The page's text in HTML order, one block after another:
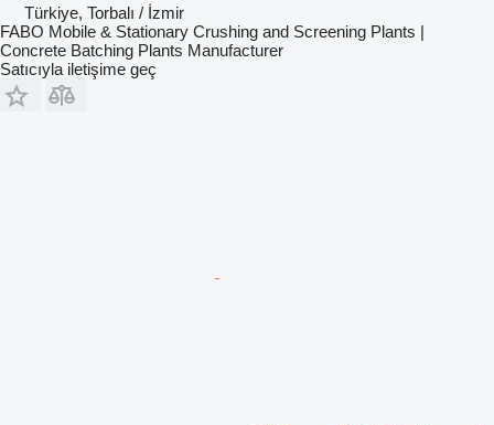
Türkiye, Torbalı / İzmir
FABO Mobile & Stationary Crushing and Screening Plants |
Concrete Batching Plants Manufacturer
Satıcıyla iletişime geç